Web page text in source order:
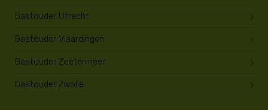
Gastouder Utrecht
Gastouder Vlaardingen
Gastouder Zoetermeer
Gastouder Zwolle